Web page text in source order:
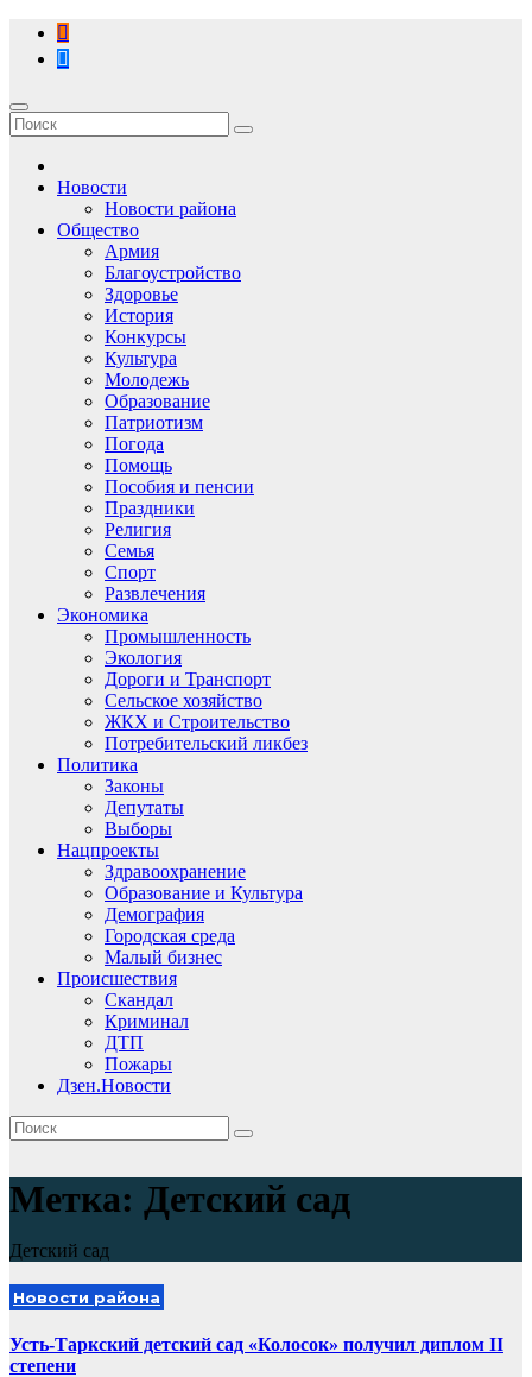
Перейти
содержимому
Новости
Новости района
Общество
Армия
Благоустройство
Здоровье
История
Конкурсы
Культура
Молодежь
Образование
Патриотизм
Погода
Помощь
Пособия и пенсии
Праздники
Религия
Семья
Спорт
Развлечения
Экономика
Промышленность
Экология
Дороги и Транспорт
Сельское хозяйство
ЖКХ и Строительство
Потребительский ликбез
Политика
Законы
Депутаты
Выборы
Нацпроекты
Здравоохранение
Образование и Культура
Демография
Городская среда
Малый бизнес
Происшествия
Скандал
Криминал
ДТП
Пожары
Дзен.Новости
Метка: Детский сад
Детский сад
Новости района
Усть-Таркский детский сад «Колосок» получил диплом II
степени